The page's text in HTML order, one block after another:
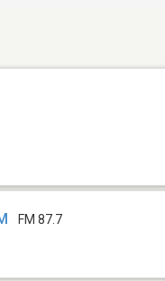
FM 87.7